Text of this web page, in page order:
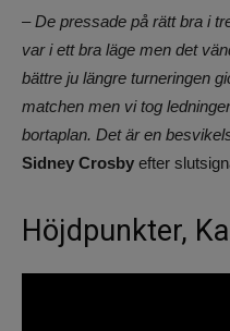
– De pressade på rätt bra i
var i ett bra läge men det
bättre ju längre turneringen
matchen men vi tog
bortaplan. Det är en
Sidney Crosby efter
Höjdpunkter,